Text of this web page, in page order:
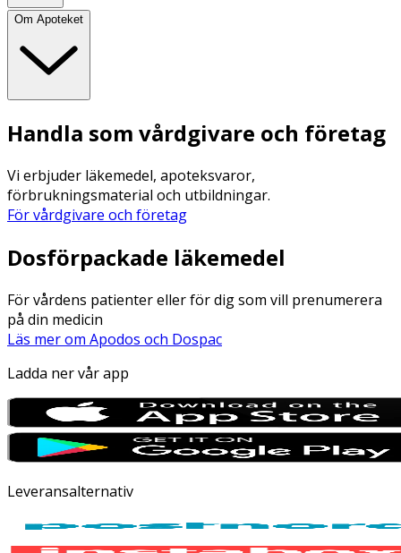
Om Apoteket
Handla som vårdgivare och företag
Vi erbjuder läkemedel, apoteksvaror,
förbrukningsmaterial och utbildningar.
För vårdgivare och företag
Dosförpackade läkemedel
För vårdens patienter eller för dig som vill prenumerera
på din medicin
Läs mer om Apodos och Dospac
Ladda ner vår app
Leveransalternativ